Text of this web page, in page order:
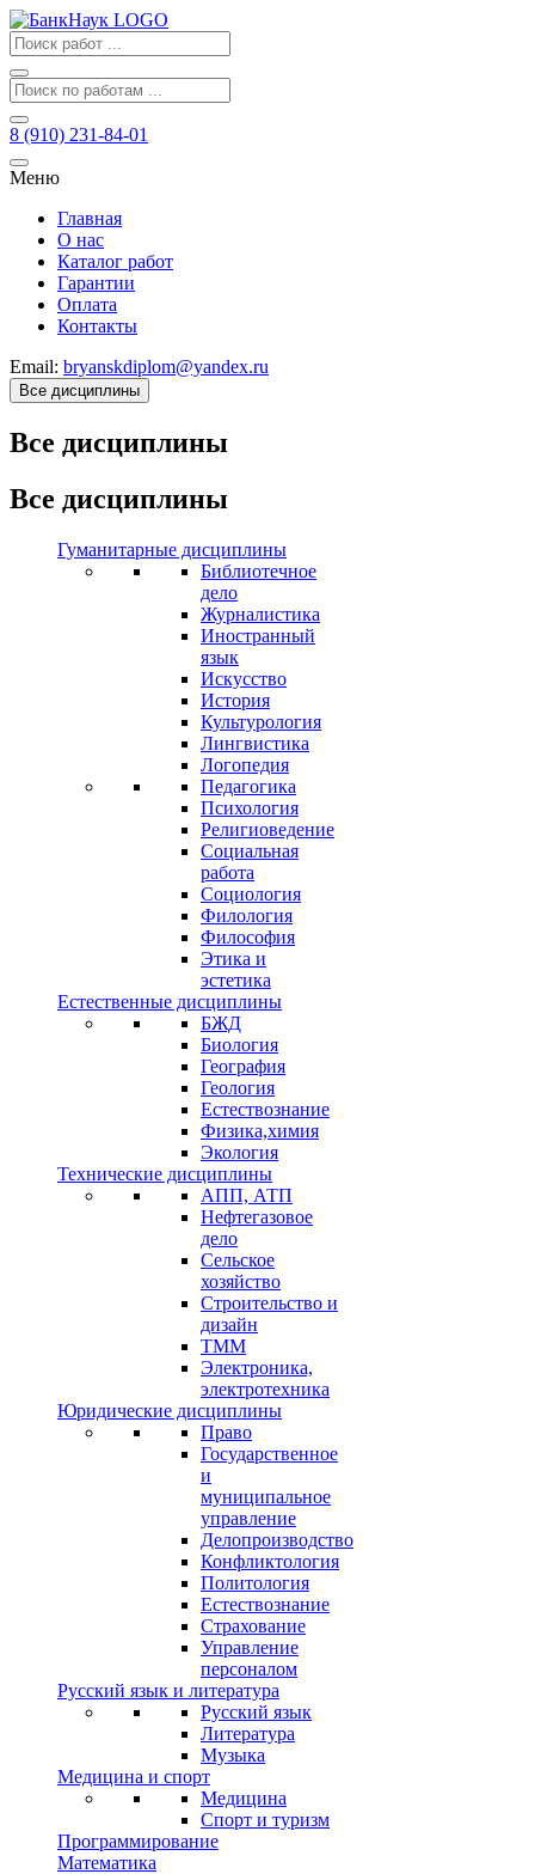
8 (910) 231-84-01
Меню
Главная
О нас
Каталог работ
Гарантии
Оплата
Контакты
Email: bryanskdiplom@yandex.ru
Все дисциплины
Все дисциплины
Все дисциплины
Гуманитарные дисциплины
Библиотечное
дело
Журналистика
Иностранный
язык
Искусство
История
Культурология
Лингвистика
Логопедия
Педагогика
Психология
Религиоведение
Социальная
работа
Социология
Филология
Философия
Этика и
эстетика
Естественные дисциплины
БЖД
Биология
География
Геология
Естествознание
Физика,химия
Экология
Технические дисциплины
АПП, АТП
Нефтегазовое
дело
Сельское
хозяйство
Строительство и
дизайн
ТММ
Электроника,
электротехника
Юридические дисциплины
Право
Государственное
и
муниципальное
управление
Делопроизводство
Конфликтология
Политология
Естествознание
Страхование
Управление
персоналом
Русский язык и литература
Русский язык
Литература
Музыка
Медицина и спорт
Медицина
Спорт и туризм
Программирование
Математика